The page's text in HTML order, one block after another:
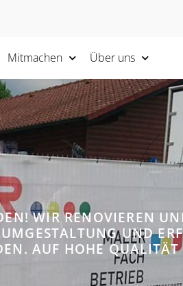
Mitmachen Über uns
WIR RENOVIEREN
UND
AUF HOHE